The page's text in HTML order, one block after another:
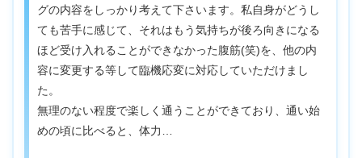
グの内容をしっかり考えて下さいます。私自身がどうし
ても苦手に感じて、それはもう気持ちが後ろ向きになる
ほど受け入れることができなかった腹筋(笑)を、他の内
容に変更する等して臨機応変に対応していただけまし
た。
無理のない程度で楽しく通うことができており、通い始
めの頃に比べると、体力…